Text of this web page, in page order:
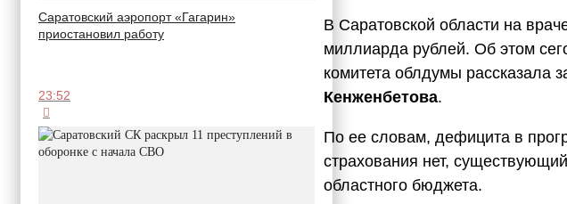
Саратовский аэропорт «Гагарин»
приостановил работу
23:52
В Саратовской области на
миллиарда рублей. Об этом
комитета облдумы рассказала
Кенженбетова.
По ее словам, дефицита в
страхования нет,
областного бюджета.